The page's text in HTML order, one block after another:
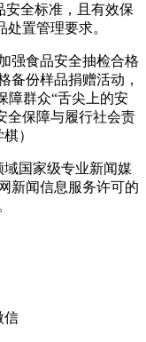
安全标准，且有效保
置管理要求。
食品安全抽检合格
备份样品捐赠活动，
障群众“舌尖上的安
全保障与履行社会责
）
国家级专业新闻媒
新闻信息服务许可的
信